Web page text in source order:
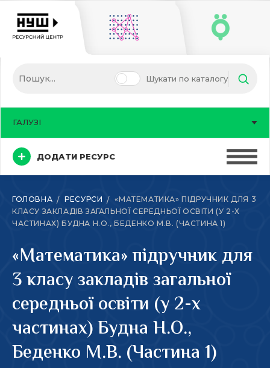
Шукати по каталогу
ДОДАТИ РЕСУРС
ГАЛУЗІ
ГОЛОВНА РЕСУРСИ
«МАТЕМАТИКА» ПІДРУЧНИК ДЛЯ 3
КЛАСУ ЗАКЛАДІВ ЗАГАЛЬНОЇ СЕРЕДНЬОЇ ОСВІТИ (У 2-Х
ЧАСТИНАХ) БУДНА Н.О., БЕДЕНКО М.В. (ЧАСТИНА 1)
«Математика» підручник для
3 класу закладів загальної
середньої освіти (у 2-х
частинах) Будна Н.О.,
Беденко М.В. (Частина 1)